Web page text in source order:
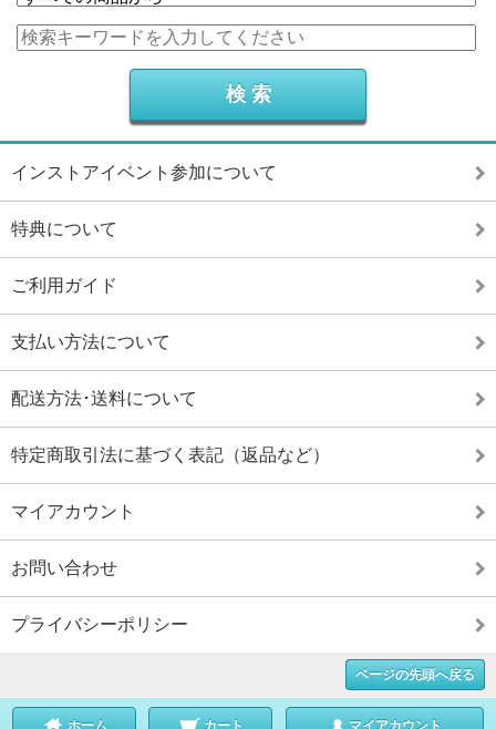
インストアイベント参加について
特典について
ご利用ガイド
支払い方法について
配送方法･送料について
特定商取引法に基づく表記（返品など）
マイアカウント
お問い合わせ
プライバシーポリシー
ページの先頭へ戻る
ホーム カート マイアカウント